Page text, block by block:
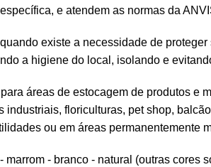
e atendem as normas da
existe a necessidade de
a higiene do local, isolando e
áreas de estocagem de produtos e
industriais, floriculturas, pet shop,
ou em áreas permanentemente
- branco - natural (outras cores